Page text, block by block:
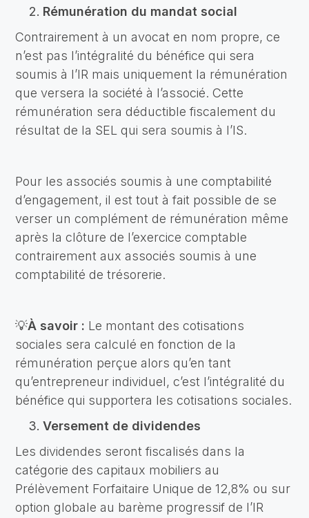
Rémunération du mandat social
Contrairement à un avocat en nom propre, ce
n’est pas l’intégralité du bénéfice qui sera
soumis à l’IR mais uniquement la rémunération
que versera la société à l’associé. Cette
rémunération sera déductible fiscalement du
résultat de la SEL qui sera soumis à l’IS.
Pour les associés soumis à une comptabilité
d’engagement, il est tout à fait possible de se
verser un complément de rémunération même
après la clôture de l’exercice comptable
contrairement aux associés soumis à une
comptabilité de trésorerie.
💡À savoir : Le montant des cotisations
sociales sera calculé en fonction de la
rémunération perçue alors qu’en tant
qu’entrepreneur individuel, c’est l’intégralité du
bénéfice qui supportera les cotisations sociales.
Versement de dividendes
Les dividendes seront fiscalisés dans la
catégorie des capitaux mobiliers au
Prélèvement Forfaitaire Unique de 12,8% ou sur
option globale au barème progressif de l’IR